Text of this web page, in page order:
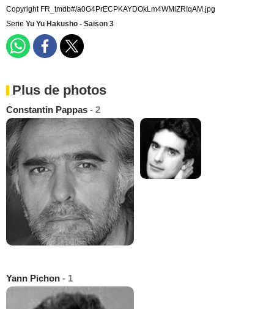
Copyright FR_tmdb#/a0G4PrECPKAYDOkLm4WMiZRIqAM.jpg
Serie Yu Yu Hakusho - Saison 3
Plus de photos
Constantin Pappas - 2
Yann Pichon - 1